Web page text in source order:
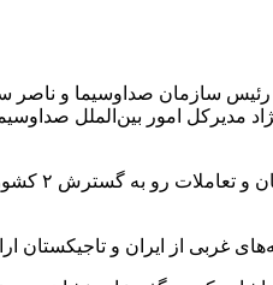
سازمان صداوسیما و ناصر
رئیس
از ایران و تاجیکستان